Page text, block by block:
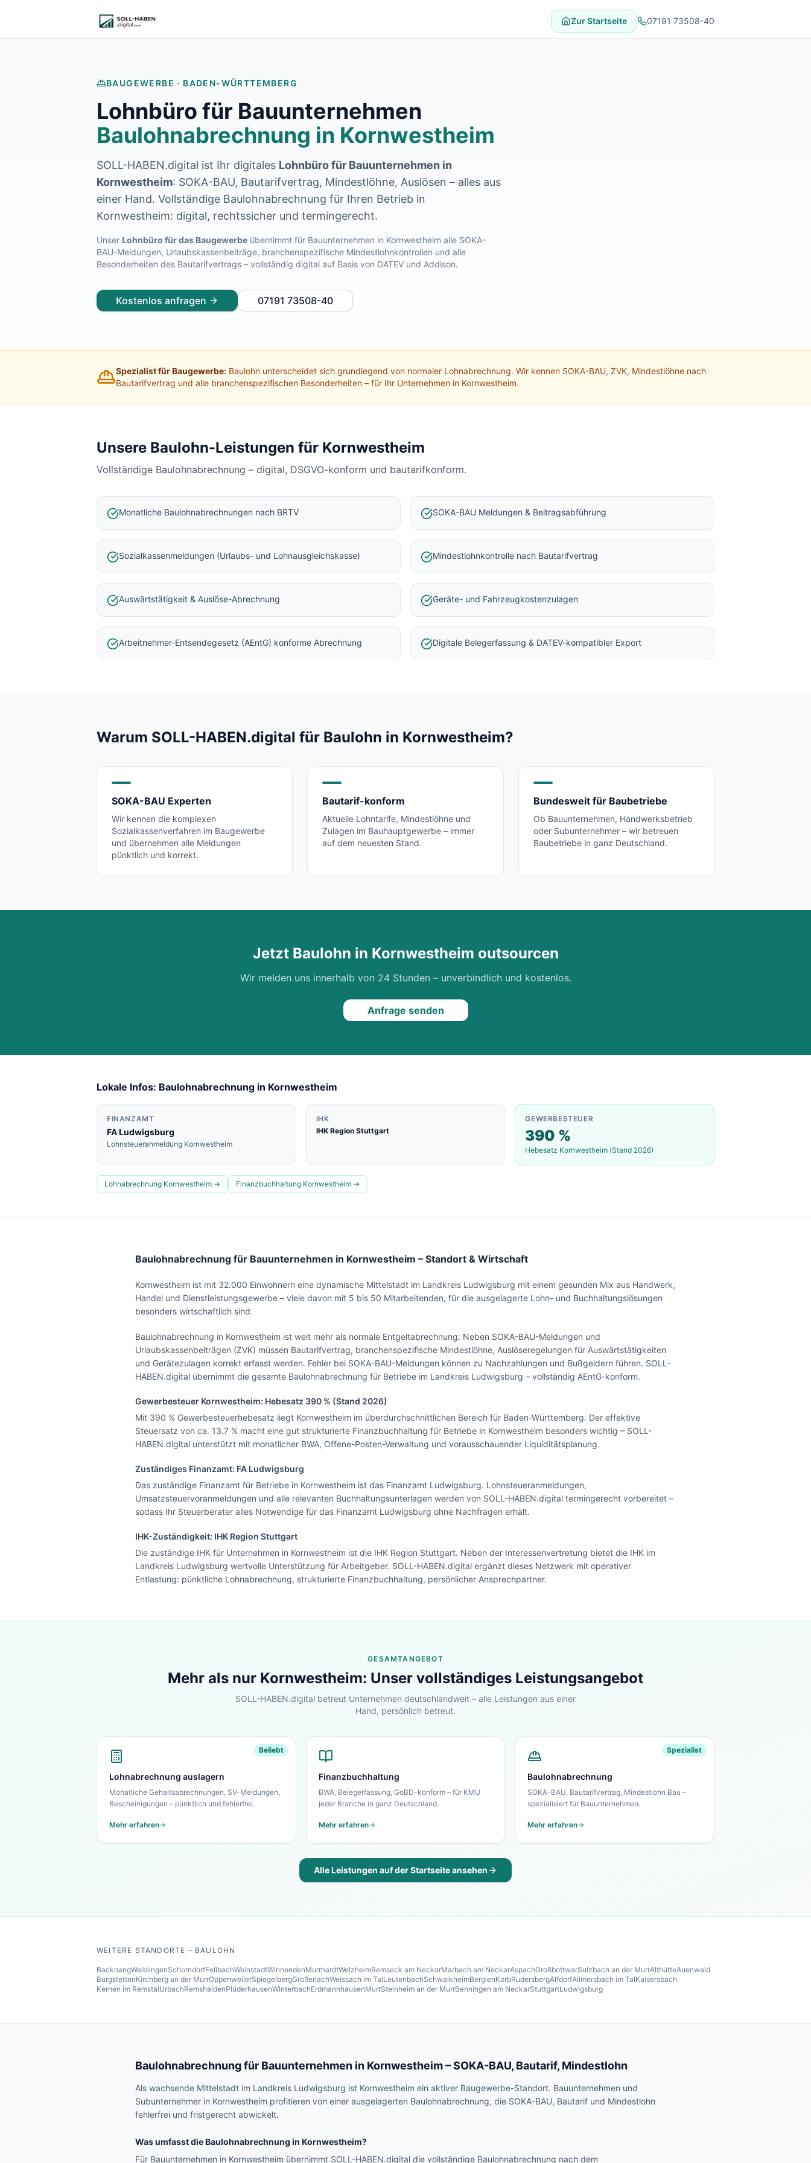
Sehen Sie unser komplettes Angebot für Ihr
Unternehmen – in 30 Sekunden alles auf einen
Blick.
Zur Startseite 07191 73508-40
BAUGEWERBE · BADEN-WÜRTTEMBERG
Lohnbüro für Bauunternehmen
Baulohnabrechnung in Kornwestheim
SOLL-HABEN.digital ist Ihr digitales Lohnbüro für Bauunternehmen in
Kornwestheim: SOKA-BAU, Bautarifvertrag, Mindestlöhne, Auslösen – alles aus
einer Hand. Vollständige Baulohnabrechnung für Ihren Betrieb in
Kornwestheim: digital, rechtssicher und termingerecht.
Unser Lohnbüro für das Baugewerbe übernimmt für Bauunternehmen in Kornwestheim alle SOKA-
BAU-Meldungen, Urlaubskassenbeiträge, branchenspezifische Mindestlohnkontrollen und alle
Besonderheiten des Bautarifvertrags – vollständig digital auf Basis von DATEV und Addison.
Kostenlos anfragen 07191 73508-40
Spezialist für Baugewerbe: Baulohn unterscheidet sich grundlegend von normaler Lohnabrechnung. Wir kennen SOKA-BAU, ZVK, Mindestlöhne nach
Bautarifvertrag und alle branchenspezifischen Besonderheiten – für Ihr Unternehmen in Kornwestheim.
Unsere Baulohn-Leistungen für Kornwestheim
Vollständige Baulohnabrechnung – digital, DSGVO-konform und bautarifkonform.
Monatliche Baulohnabrechnungen nach BRTV SOKA-BAU Meldungen & Beitragsabführung
Sozialkassenmeldungen (Urlaubs- und Lohnausgleichskasse) Mindestlohnkontrolle nach Bautarifvertrag
Auswärtstätigkeit & Auslöse-Abrechnung Geräte- und Fahrzeugkostenzulagen
Arbeitnehmer-Entsendegesetz (AEntG) konforme Abrechnung Digitale Belegerfassung & DATEV-kompatibler Export
Warum SOLL-HABEN.digital für Baulohn in Kornwestheim?
SOKA-BAU Experten
Wir kennen die komplexen
Sozialkassenverfahren im Baugewerbe
und übernehmen alle Meldungen
pünktlich und korrekt.
Bautarif-konform
Aktuelle Lohntarife, Mindestlöhne und
Zulagen im Bauhauptgewerbe – immer
auf dem neuesten Stand.
Bundesweit für Baubetriebe
Ob Bauunternehmen, Handwerksbetrieb
oder Subunternehmer – wir betreuen
Baubetriebe in ganz Deutschland.
Jetzt Baulohn in Kornwestheim outsourcen
Wir melden uns innerhalb von 24 Stunden – unverbindlich und kostenlos.
Anfrage senden
Lokale Infos: Baulohnabrechnung in Kornwestheim
FINANZAMT
FALudwigsburg
Lohnsteueranmeldung Kornwestheim
IHK
IHK Region Stuttgart
GEWERBESTEUER
390 %
Hebesatz Kornwestheim (Stand 2026)
Lohnabrechnung Kornwestheim → Finanzbuchhaltung Kornwestheim →
Baulohnabrechnung für Bauunternehmen in Kornwestheim – Standort & Wirtschaft
Kornwestheim ist mit 32.000 Einwohnern eine dynamische Mittelstadt im Landkreis Ludwigsburg mit einem gesunden Mix aus Handwerk,
Handel und Dienstleistungsgewerbe – viele davon mit 5 bis 50 Mitarbeitenden, für die ausgelagerte Lohn- und Buchhaltungslösungen
besonders wirtschaftlich sind.
Baulohnabrechnung in Kornwestheim ist weit mehr als normale Entgeltabrechnung: Neben SOKA-BAU-Meldungen und
Urlaubskassenbeiträgen (ZVK) müssen Bautarifvertrag, branchenspezifische Mindestlöhne, Auslöseregelungen für Auswärtstätigkeiten
und Gerätezulagen korrekt erfasst werden. Fehler bei SOKA-BAU-Meldungen können zu Nachzahlungen und Bußgeldern führen. SOLL-
HABEN.digital übernimmt die gesamte Baulohnabrechnung für Betriebe im Landkreis Ludwigsburg – vollständig AEntG-konform.
Gewerbesteuer Kornwestheim: Hebesatz 390 % (Stand 2026)
Mit 390 % Gewerbesteuerhebesatz liegt Kornwestheim im überdurchschnittlichen Bereich für Baden-Württemberg. Der effektive
Steuersatz von ca. 13.7 % macht eine gut strukturierte Finanzbuchhaltung für Betriebe in Kornwestheim besonders wichtig – SOLL-
HABEN.digital unterstützt mit monatlicher BWA, Offene-Posten-Verwaltung und vorausschauender Liquiditätsplanung.
Zuständiges Finanzamt: FA Ludwigsburg
Das zuständige Finanzamt für Betriebe in Kornwestheim ist das Finanzamt Ludwigsburg. Lohnsteueranmeldungen,
Umsatzsteuervoranmeldungen und alle relevanten Buchhaltungsunterlagen werden von SOLL-HABEN.digital termingerecht vorbereitet –
sodass Ihr Steuerberater alles Notwendige für das Finanzamt Ludwigsburg ohne Nachfragen erhält.
IHK-Zuständigkeit: IHK Region Stuttgart
Die zuständige IHK für Unternehmen in Kornwestheim ist die IHK Region Stuttgart. Neben der Interessenvertretung bietet die IHK im
Landkreis Ludwigsburg wertvolle Unterstützung für Arbeitgeber. SOLL-HABEN.digital ergänzt dieses Netzwerk mit operativer
Entlastung: pünktliche Lohnabrechnung, strukturierte Finanzbuchhaltung, persönlicher Ansprechpartner.
GESAMTANGEBOT
Mehr als nur Kornwestheim: Unser vollständiges Leistungsangebot
SOLL-HABEN.digital betreut Unternehmen deutschlandweit – alle Leistungen aus einer
Hand, persönlich betreut.
Beliebt
Lohnabrechnung auslagern
Monatliche Gehaltsabrechnungen, SV-Meldungen,
Bescheinigungen – pünktlich und fehlerfrei.
Mehr erfahren
Finanzbuchhaltung
BWA, Belegerfassung, GoBD-konform – für KMU
jeder Branche in ganz Deutschland.
Mehr erfahren
Spezialist
Baulohnabrechnung
SOKA-BAU, Bautarifvertrag, Mindestlohn Bau –
spezialisiert für Bauunternehmen.
Mehr erfahren
Alle Leistungen auf der Startseite ansehen
WEITERE STANDORTE – BAULOHN
BacknangWaiblingenSchorndorfFellbachWeinstadtWinnendenMurrhardtWelzheimRemseck am NeckarMarbach am NeckarAspachGroßbottwarSulzbach an der MurrAlthütteAuenwald
BurgstettenKirchberg an der MurrOppenweilerSpiegelbergGroßerlachWeissach im TalLeutenbachSchwaikheimBerglenKorbRudersbergAlfdorfAllmersbach im TalKaisersbach
Kernen im RemstalUrbachRemshaldenPlüderhausenWinterbachErdmannhausenMurrSteinheim an der MurrBenningen am NeckarStuttgartLudwigsburg
Baulohnabrechnung für Bauunternehmen in Kornwestheim– SOKA-BAU, Bautarif, Mindestlohn
Als wachsende Mittelstadt im Landkreis Ludwigsburg ist Kornwestheim ein aktiver Baugewerbe-Standort. Bauunternehmen und
Subunternehmer in Kornwestheim profitieren von einer ausgelagerten Baulohnabrechnung, die SOKA-BAU, Bautarif und Mindestlohn
fehlerfrei und fristgerecht abwickelt.
Was umfasst die Baulohnabrechnung in Kornwestheim?
Für Bauunternehmen in Kornwestheim übernimmt SOLL-HABEN.digital die vollständige Baulohnabrechnung nach dem
Finanzbuchhaltung auslagern
E-Rechnung und Peppol
Lohnabrechnung Backnang
Lohnabrechnung Waiblingen
Lohnabrechnung Stuttgart
Lohnabrechnung Heilbronn
Lohnabrechnung Karlsruhe
Lohnabrechnung Mannheim
Lohnabrechnung Heidelberg
Lohnabrechnung Pforzheim
Lohnabrechnung Konstanz
Finanzbuchhaltung Stuttgart
Finanzbuchhaltung Heilbronn
Finanzbuchhaltung Karlsruhe
Finanzbuchhaltung Mannheim
Finanzbuchhaltung Heidelberg
Finanzbuchhaltung Ulm
Baulohnabrechnung Backnang
Baulohnabrechnung Stuttgart
Baulohnabrechnung Heilbronn
Baulohnabrechnung Karlsruhe